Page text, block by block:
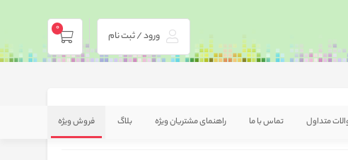
ورود / ثبت نام
0
متداول تماس با ما راهنمای مشتریان ویژه بلاگ فروش ویژه